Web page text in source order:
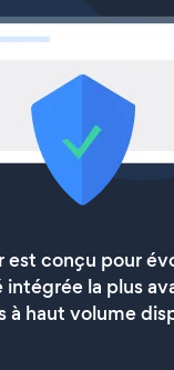
est conçu pour
intégrée la plus
à haut volume